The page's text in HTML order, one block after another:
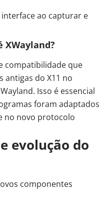
ao capturar e
XWayland?
compatibilidade que
antigas do X11 no
Isso é essencial
foram adaptados
no novo protocolo
evolução do
componentes